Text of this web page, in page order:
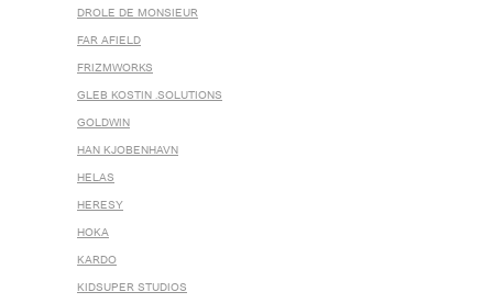
DROLE DE MONSIEUR
FAR AFIELD
FRIZMWORKS
GLEB KOSTIN .SOLUTIONS
GOLDWIN
HAN KJOBENHAVN
HELAS
HERESY
HOKA
KARDO
KIDSUPER STUDIOS